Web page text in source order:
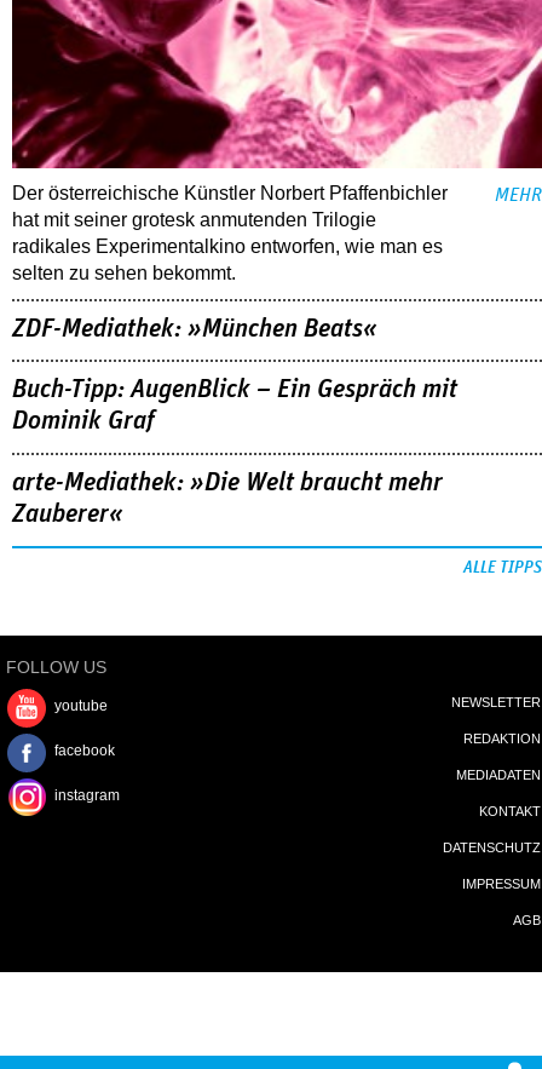
Der österreichische Künstler Norbert Pfaffenbichler
hat mit seiner grotesk anmutenden Trilogie
radikales Experimentalkino entworfen, wie man es
selten zu sehen bekommt.
MEHR
ZDF-Mediathek: »München Beats«
Buch-Tipp: AugenBlick – Ein Gespräch mit
Dominik Graf
arte-Mediathek: »Die Welt braucht mehr
Zauberer«
ALLE TIPPS
FOLLOW US
youtube
facebook
instagram
NEWSLETTER
REDAKTION
MEDIADATEN
KONTAKT
DATENSCHUTZ
IMPRESSUM
AGB